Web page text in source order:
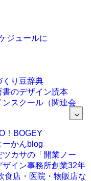
ジュールに
くり豆辞典
書のデザイン読本
ンスクール（関連会
！BOGEY
ーかんblog
ツカサの「開業ノー
ザイン事務所創業32年
食店・医院・物販店な